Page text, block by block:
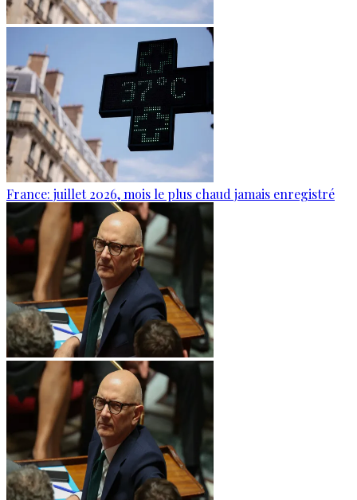
France: juillet 2026, mois le plus chaud jamais enregistré